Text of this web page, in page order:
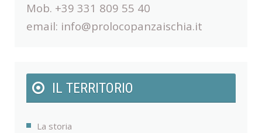
Mob. +39 331 809 55 40
email: info@prolocopanzaischia.it
IL TERRITORIO
La storia